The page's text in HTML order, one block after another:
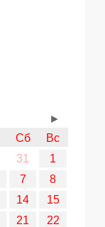
Сб
Вс
31
1
7
8
14
15
21
22
►